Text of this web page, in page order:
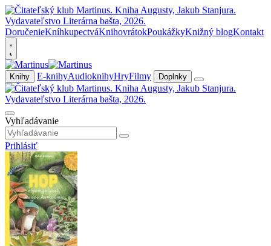
DoručenieKníhkupectváKnihovrátokPoukážkyKnižný blogKontakt
Knihy E-knihyAudioknihyHryFilmy Doplnky
Vyhľadávanie
Prihlásiť